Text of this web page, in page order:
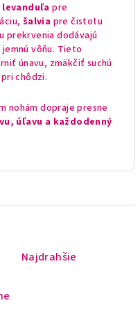
levanduľa pre
šalvia pre čistotu
prekrvenia dodávajú
vôňu. Tieto
únavu, zmäkčiť suchú
chôdzi.
nohám dopraje presne
úľavu a každodenný
Najdrahšie